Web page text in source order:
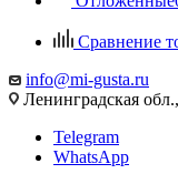
Сравнение
info@mi-gusta.ru
Ленинградская
Telegram
WhatsApp